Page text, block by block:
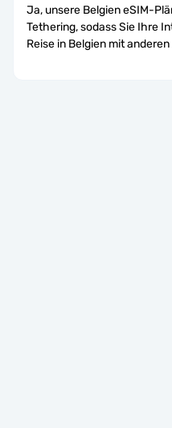
Ja, unsere Belgien eSIM-
Tethering, sodass Sie Ihre
Reise in Belgien mit